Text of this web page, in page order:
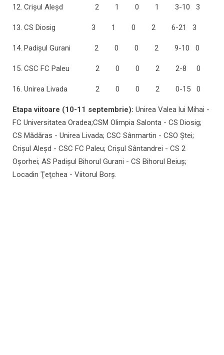
12. Crişul Aleşd 2 1 0 1 3-10 3
13. CS Diosig 3 1 0 2 6-21 3
14. Padișul Gurani 2 0 0 2 9-10 0
15. CSC FC Paleu 2 0 0 2 2-8 0
16. Unirea Livada 2 0 0 2 0-15 0
Etapa viitoare (10-11 septembrie): Unirea Valea lui Mihai -
FC Universitatea Oradea;CSM Olimpia Salonta - CS Diosig;
CS Mădăras - Unirea Livada; CSC Sânmartin - CSO Ştei;
Crişul Aleşd - CSC FC Paleu; Crişul Sântandrei - CS 2
Oşorhei; AS Padişul Bihorul Gurani - CS Bihorul Beiuş;
Locadin Ţeţchea - Viitorul Borş.